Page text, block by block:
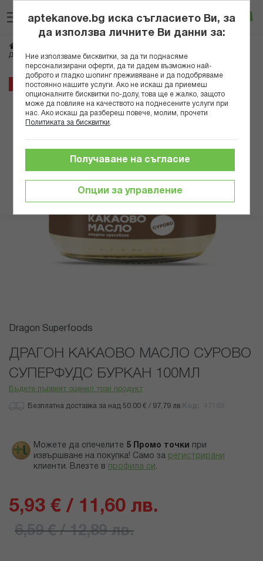
към
съдържанието
Вход
ДРАГОН КАКАОВО МАСЛО СУРОВО СУПЕРФУДС БУРКАН 100МЛ
10%
Преминете
края
Преминете
началото
галерия
със
Dragon Superfoods
ДРАГОН КАКАОВО МАСЛО СУРОВО
СУПЕРФУДС БУРКАН 100МЛ
Бъдете първият оценил този продукт
Безплатна доставка за над 50.00 € / 97,79 лв.
Можете да спечелите 5 Промо точки
при
извършване на покупка! Само за регистрирани
клиенти. Влезте в профила си .
5,93 € / 11,60 лв.
6,59 € / 12,89 лв.
aptekanove.bg иска съгласието Ви, за
да използва личните Ви данни за:
Ние използваме бисквитки, за да ти поднасяме
персонализирани оферти, да ти дадем възможно най-
доброто и гладко шопинг преживяване и да подобряваме
постоянно нашите услуги. Ако не искаш да приемеш
опционалните бисквитки по-долу, това ще е жалко, защото
може да повлияе на качеството на поднесените услуги при
нас. Ако искаш да разбереш повече, молим, прочети
Политиката за бисквитки
Опции за управление
Получаване на съгласие